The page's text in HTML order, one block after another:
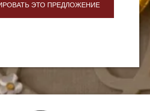
ЭТО ПРЕДЛОЖЕНИЕ
ОТЕЛЬ
НОМЕРА И ЛЮКСЫ
ФОТОГРАФИИ